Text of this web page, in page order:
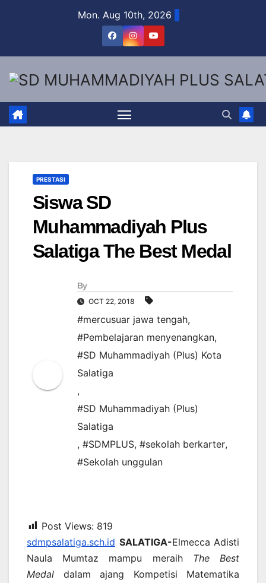
Mon. Aug 10th, 2026
PRESTASI
Siswa SD
Muhammadiyah Plus
Salatiga The Best Medal
By
OCT 22, 2018
#mercusuar jawa tengah,
#Pembelajaran menyenangkan,
#SD Muhammadiyah (Plus) Kota
Salatiga
,
#SD Muhammadiyah (Plus)
Salatiga
, #SDMPLUS, #sekolah berkarter,
#Sekolah unggulan
Post Views: 819
sdmpsalatiga.sch.id SALATIGA-Elmecca Adisti
Naula Mumtaz mampu meraih The Best
Medal dalam ajang Kompetisi Matematika